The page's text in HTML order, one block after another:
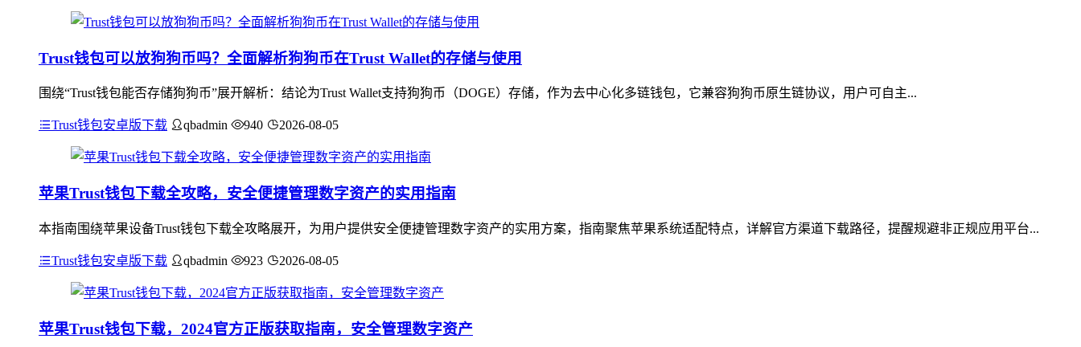
Trust钱包可以放狗狗币吗？全面解析狗狗币在Trust Wallet的存储与使用
围绕“Trust钱包能否存储狗狗币”展开解析：结论为Trust Wallet支持狗狗币（DOGE）存储，作为去中心化多链钱包，它兼容狗狗币原生链协议，用户可自主...
Trust钱包安卓版下载 qbadmin 940 2026-08-05
苹果Trust钱包下载全攻略，安全便捷管理数字资产的实用指南
本指南围绕苹果设备Trust钱包下载全攻略展开，为用户提供安全便捷管理数字资产的实用方案，指南聚焦苹果系统适配特点，详解官方渠道下载路径，提醒规避非正规应用平台...
Trust钱包安卓版下载 qbadmin 923 2026-08-05
苹果Trust钱包下载，2024官方正版获取指南，安全管理数字资产